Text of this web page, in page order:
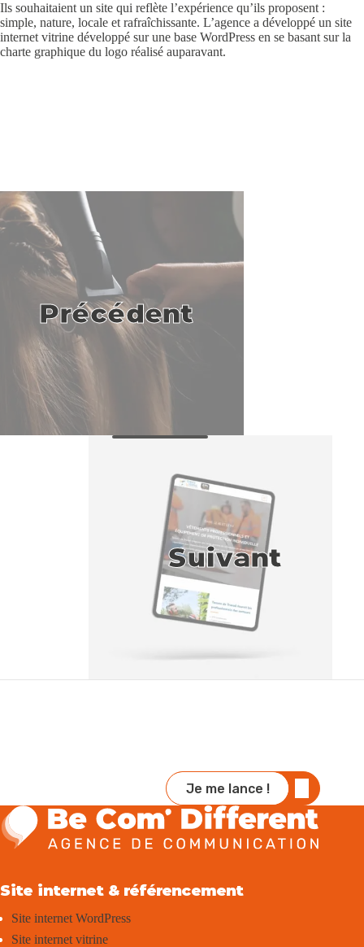
Ils souhaitaient un site qui reflète l’expérience qu’ils proposent :
simple, nature, locale et rafraîchissante. L’agence a développé un site
internet vitrine développé sur une base WordPress en se basant sur la
charte graphique du logo réalisé auparavant.
Précédent
Suivant
Je me lance !
Site internet & référencement
Site internet WordPress
Site internet vitrine